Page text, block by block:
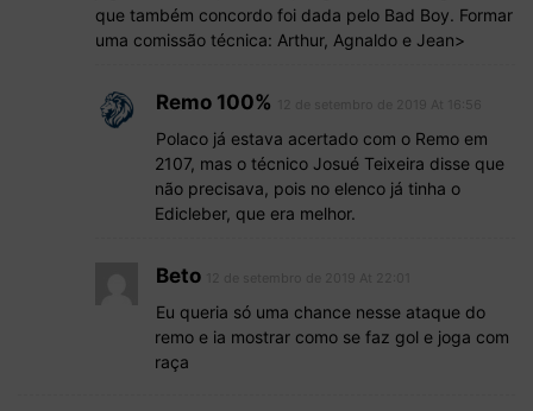
que também concordo foi dada pelo Bad Boy. Formar
uma comissão técnica: Arthur, Agnaldo e Jean>
Remo 100%
Polaco já estava acertado com o Remo em
2107, mas o técnico Josué Teixeira disse que
não precisava, pois no elenco já tinha o
Edicleber, que era melhor.
Beto
Eu queria só uma chance nesse ataque do
remo e ia mostrar como se faz gol e joga com
raça